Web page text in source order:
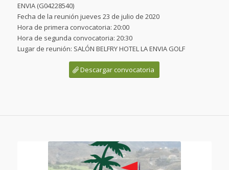
ENVIA (G04228540)
Fecha de la reunión jueves 23 de julio de 2020
Hora de primera convocatoria: 20:00
Hora de segunda convocatoria: 20:30
Lugar de reunión: SALÓN BELFRY HOTEL LA ENVIA GOLF
Descargar convocatoria